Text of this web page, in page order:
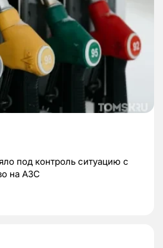
под контроль ситуацию с
на АЗС